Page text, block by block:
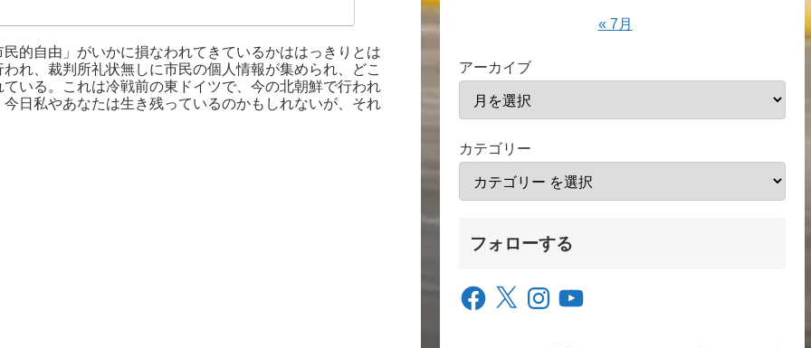
的自由」がいかに損なわれてきているかははっきりとは
れ、裁判所礼状無しに市民の個人情報が集められ、どこ
いる。これは冷戦前の東ドイツで、今の北朝鮮で行われ
日私やあなたは生き残っているのかもしれないが、それ
« 7月
アーカイブ
カテゴリー
フォローする
Facebook
X InstagramYouTube